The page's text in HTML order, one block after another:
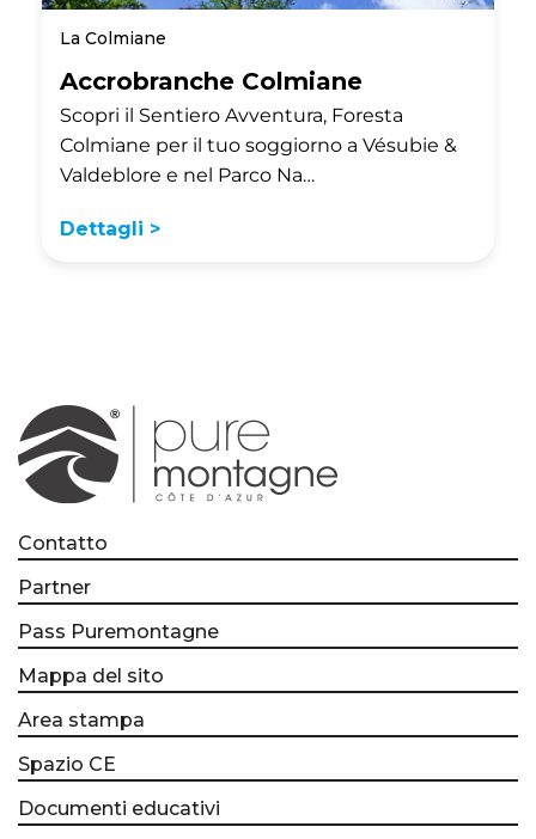
La Colmiane
Accrobranche Colmiane
Scopri il Sentiero Avventura, Foresta
Colmiane per il tuo soggiorno a Vésubie &
Valdeblore e nel Parco Na…
Dettagli >
Contatto
Partner
Pass Puremontagne
Mappa del sito
Area stampa
Spazio CE
Documenti educativi